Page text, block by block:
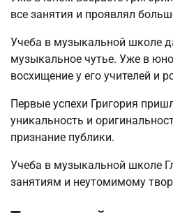
все занятия и проявлял
Учеба в музыкальной школе
музыкальное чутье. Уже в
восхищение у его учителей и
Первые успехи Григория
уникальность и
признание публики.
Учеба в музыкальной школе
занятиям и неутомимому